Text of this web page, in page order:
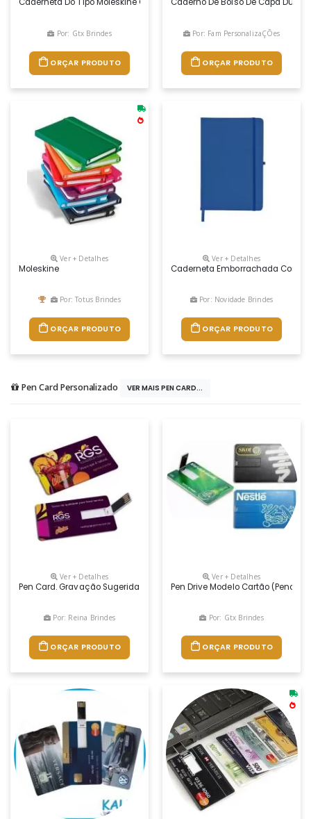
Caderneta Do Tipo Moleskine Com Folhas Pautadas E Não Pautadas.
Por: Gtx Brindes
ORÇAR PRODUTO
Caderno De Bolso De Capa Dura
Por: Fam PersonalizaÇÕes
ORÇAR PRODUTO
Ver + Detalhes
Moleskine
Por: Totus Brindes
ORÇAR PRODUTO
Ver + Detalhes
Caderneta Emborrachada Com
Por: Novidade Brindes
ORÇAR PRODUTO
Pen Card Personalizado VER MAIS PEN CARD...
Ver + Detalhes
Pen Card. Gravação Sugerida Em Digital
Por: Reina Brindes
ORÇAR PRODUTO
Ver + Detalhes
Pen Drive Modelo Cartão
Por: Gtx Brindes
ORÇAR PRODUTO